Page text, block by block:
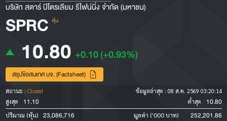
บริษัท สตาร์ ปิโตรเลียม รีไฟน์นิ่ง จำกัด (มหาชน)
SPRC หุ้น
10.80 +0.10(+0.93%)
สรุปข้อสนเทศ บจ. (Factsheet)
สถานะ : Closed ข้อมูลล่าสุด : 08 ส.ค. 2569 03:20:14
สูงสุด
11.10 ต่ำสุด 10.80
ปริมาณ (หุ้น) 23,086,716 มูลค่า ('000 บาท) 252,201.86